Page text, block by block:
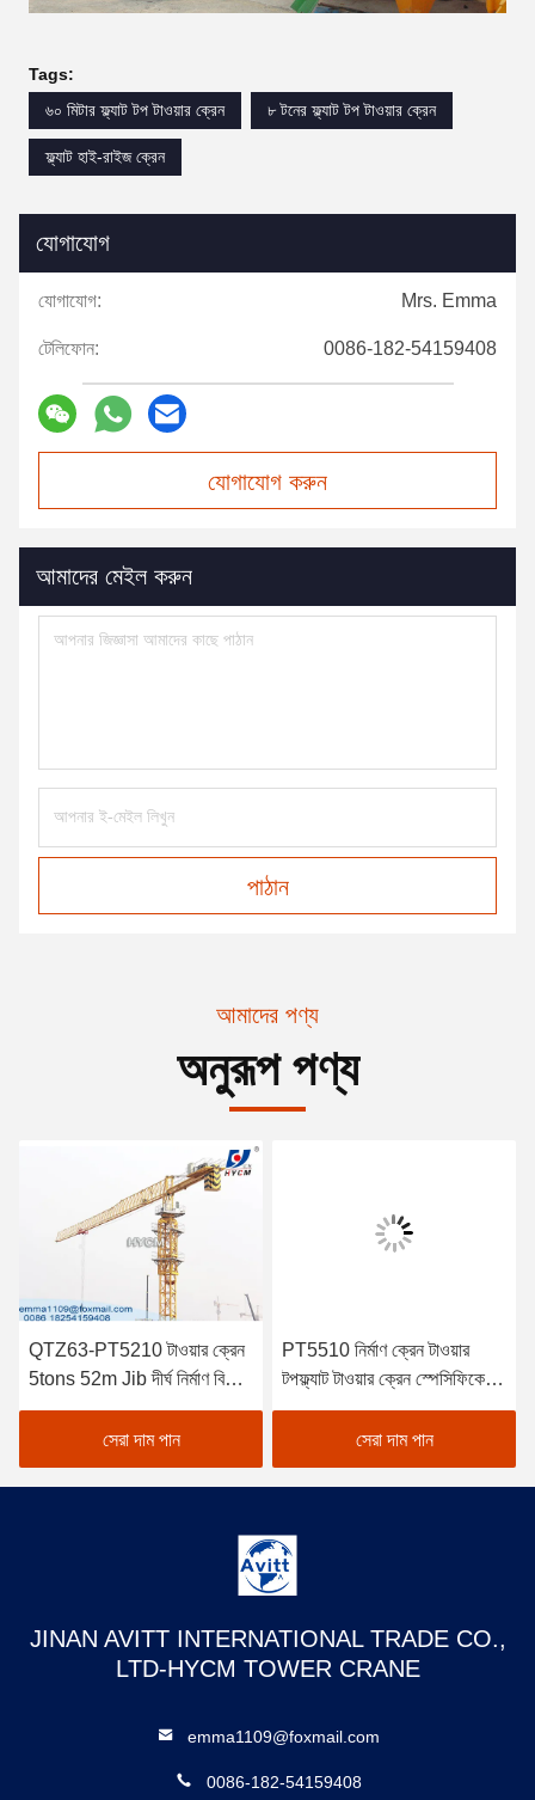
Tags:
৬০ মিটার ফ্ল্যাট টপ টাওয়ার ক্রেন
৮ টনের ফ্ল্যাট টপ টাওয়ার ক্রেন
ফ্ল্যাট হাই-রাইজ ক্রেন
যোগাযোগ
যোগাযোগ: Mrs. Emma
টেলিফোন: 0086-182-54159408
যোগাযোগ করুন
আমাদের মেইল করুন
পাঠান
আমাদের পণ্য
অনুরূপ পণ্য
QTZ63-PT5210 টাওয়ার ক্রেন
5tons 52m Jib দীর্ঘ নির্মাণ বিল্ডিং
ক্রেন
সেরা দাম পান
PT5510 নির্মাণ ক্রেন টাওয়ার
টপফ্ল্যাট টাওয়ার ক্রেন স্পেসিফিকেশন
6t
সেরা দাম পান
JINAN AVITT INTERNATIONAL TRADE CO.,
LTD-HYCM TOWER CRANE
emma1109@foxmail.com
0086-182-54159408